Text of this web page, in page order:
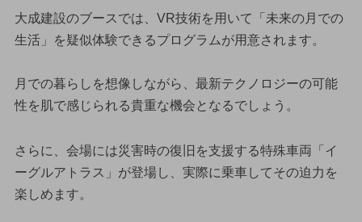
大成建設のブースでは、VR技術を用いて「未来の月での
生活」を疑似体験できるプログラムが用意されます。
月での暮らしを想像しながら、最新テクノロジーの可能
性を肌で感じられる貴重な機会となるでしょう。
さらに、会場には災害時の復旧を支援する特殊車両「イ
ーグルアトラス」が登場し、実際に乗車してその迫力を
楽しめます。